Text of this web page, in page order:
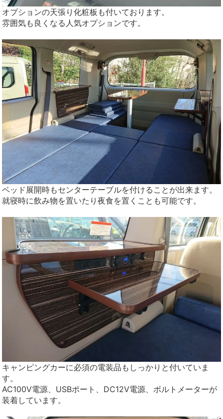
オプションの天張り化粧板も付いております。
雰囲気も良くなる人気オプションです。
ベッド展開時もセンターテーブルを付けることが出来ます。
就寝時に飲み物を置いたり夜食を置くことも可能です。
キャンピングカーに必須の電装品もしっかりと付いていま
す。
AC100V電源、USBポート、DC12V電源、ボルトメーターが
装着しています。